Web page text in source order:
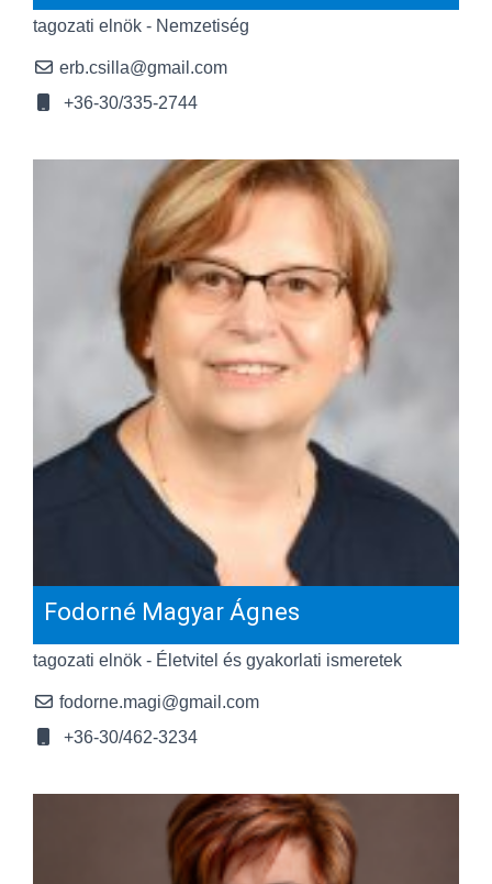
tagozati elnök - Nemzetiség
erb.csilla@gmail.com
+36-30/335-2744
Fodorné Magyar Ágnes
tagozati elnök - Életvitel és gyakorlati ismeretek
fodorne.magi@gmail.com
+36-30/462-3234